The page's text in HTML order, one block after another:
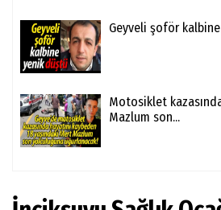
Geyveli şoför
Motosiklet
Mazlum son...